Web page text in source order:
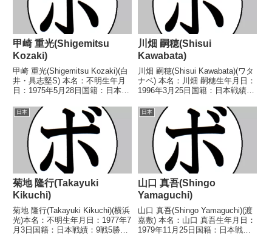
甲崎 重光(Shigemitsu
Kozaki)
甲崎 重光(Shigemitsu Kozaki)(白
井・具志堅S) 本名：不明生年月
日：1975年5月28日国籍：日本戦
イトル】2000年度KSD杯B級トー
ナメントウェルター級優勝 【戦
歴】1998/...
川畑 嗣穂(Shisui
Kawabata)
川畑 嗣穂(Shisui Kawabata)(ワタ
ナベ) 本名：川畑 嗣穂生年月日：
1996年3月25日国籍：日本戦績：
トル】なし 【戦歴】
2019/03/31 ○2RTKO ナッチャ
ポン・ゲーオクアン...
日本
菊地 隆行(Takayuki
Kikuchi)
菊地 隆行(Takayuki Kikuchi)(横浜
光)本名：不明生年月日：1977年7
月3日国籍：日本戦績：9戦5勝
日本
山口 真吾(Shingo
Yamaguchi)
山口 真吾(Shingo Yamaguchi)(渡
嘉敷) 本名：山口 真吾生年月日：
1979年11月25日国籍：日本戦